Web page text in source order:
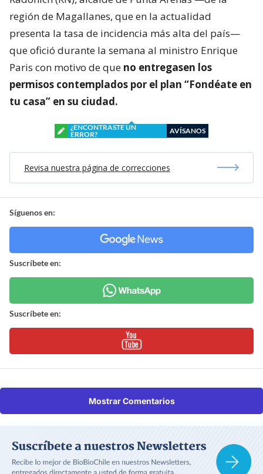
región de Magallanes, que en la actualidad
presenta la tasa de incidencia más alta del país—
que ofició durante la semana al ministro Enrique
Paris con motivo de que no entregasen los
permisos contemplados por el plan “Fondéate en
tu casa” en su ciudad.
¿ENCONTRASTE UN
ERROR?
AVÍSANOS
Revisa nuestra página de correcciones
Síguenos en:
Suscríbete en:
Suscríbete en:
Mostrar Comentarios